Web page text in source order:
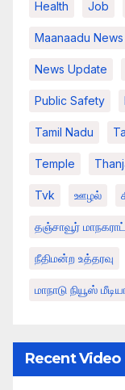
Health Job
Maanaadu
News Update
Public Safety
Tamil Nadu
Temple
Tvk ஊழல்
தஞ்சாவூர்
நீதிமன்ற உத்தரவு
மாநாடு நியூஸ்
Recent Video